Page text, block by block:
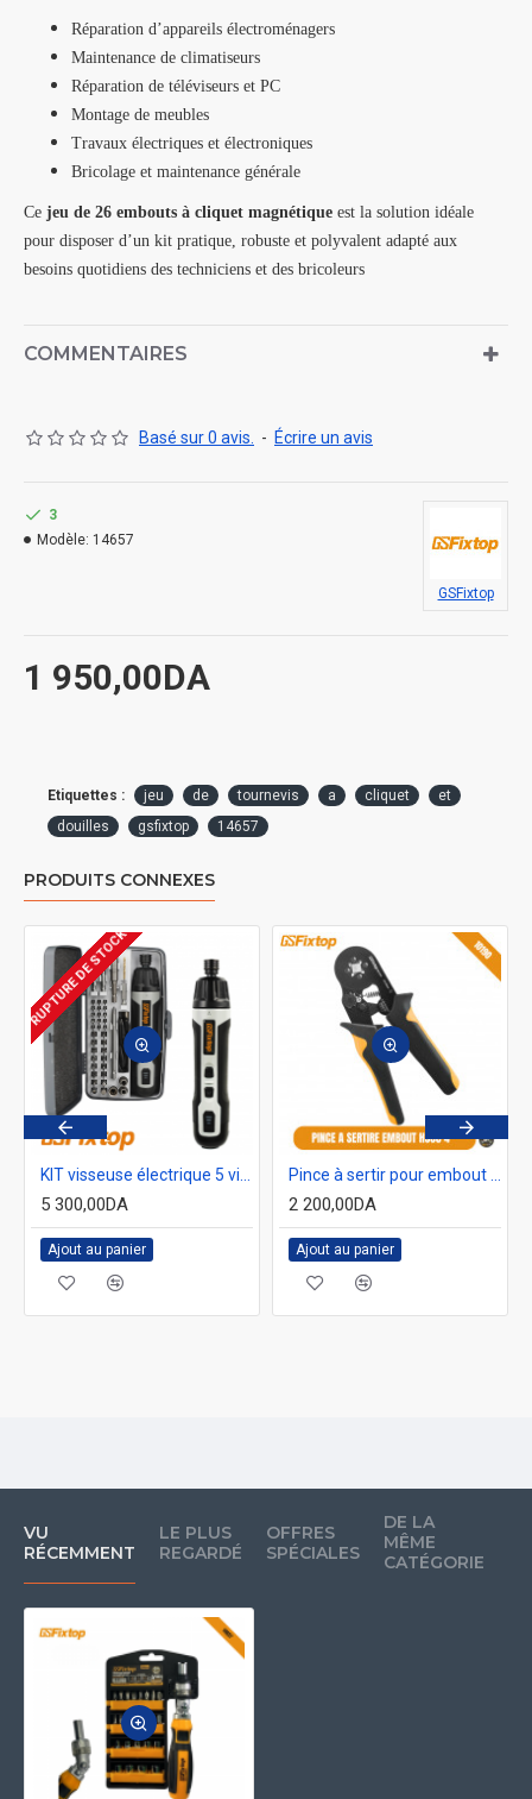
Réparation d’appareils électroménagers
Maintenance de climatiseurs
Réparation de téléviseurs et PC
Montage de meubles
Travaux électriques et électroniques
Bricolage et maintenance générale
Ce jeu de 26 embouts à cliquet magnétique est la solution idéale
pour disposer d’un kit pratique, robuste et polyvalent adapté aux
besoins quotidiens des techniciens et des bricoleurs
COMMENTAIRES
Basé sur 0 avis. - Écrire un avis
1 950,00DA
3
Modèle: 14657
GSFixtop
Etiquettes : jeu de tournevis a cliquet
et
douilles
gsfixtop 14657
PRODUITS CONNEXES
RUPTURE DE STOCK
5 300,00DA
Ajout au panier
2 200,00DA
Ajout au panier
VU
RÉCEMMENT
LE PLUS
REGARDÉ
OFFRES
SPÉCIALES
DE LA
MÊME
CATÉGORIE